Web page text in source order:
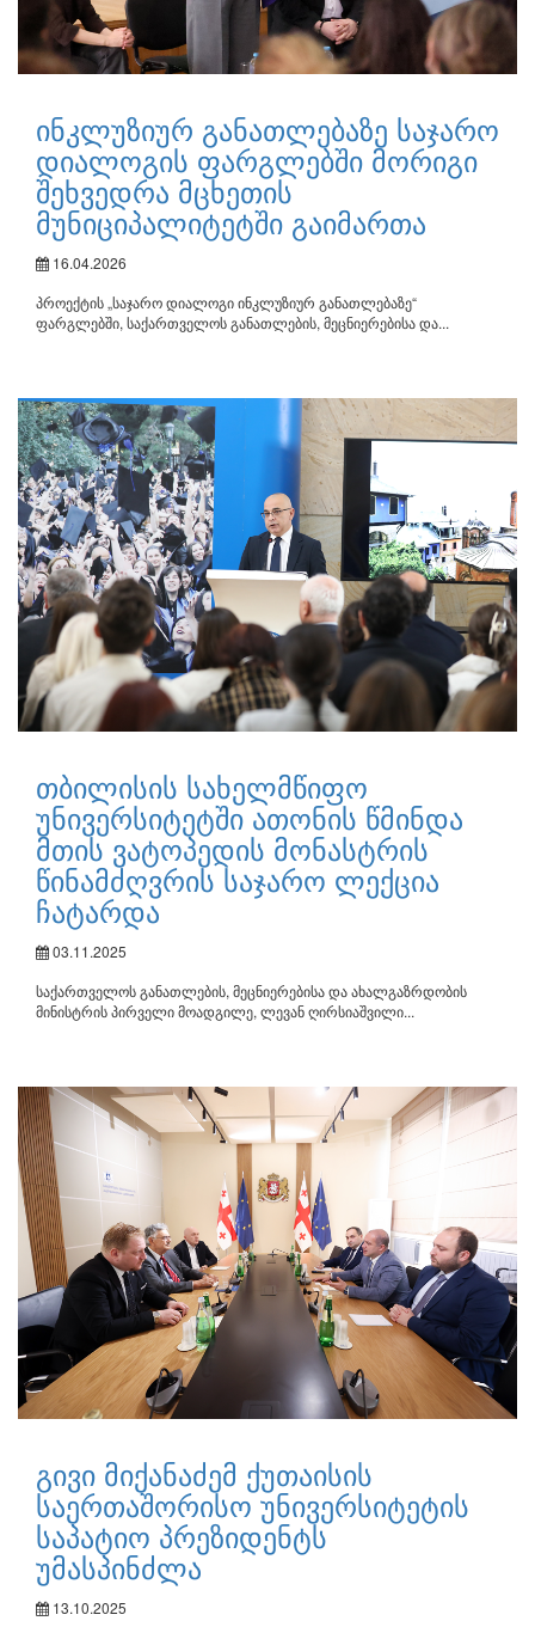
ინკლუზიურ განათლებაზე საჯარო
დიალოგის ფარგლებში მორიგი
შეხვედრა მცხეთის
მუნიციპალიტეტში გაიმართა
16.04.2026
პროექტის „საჯარო დიალოგი ინკლუზიურ განათლებაზე“
ფარგლებში, საქართველოს განათლების, მეცნიერებისა და...
თბილისის სახელმწიფო
უნივერსიტეტში ათონის წმინდა
მთის ვატოპედის მონასტრის
წინამძღვრის საჯარო ლექცია
ჩატარდა
03.11.2025
საქართველოს განათლების, მეცნიერებისა და ახალგაზრდობის
მინისტრის პირველი მოადგილე, ლევან ღირსიაშვილი...
გივი მიქანაძემ ქუთაისის
საერთაშორისო უნივერსიტეტის
საპატიო პრეზიდენტს
უმასპინძლა
13.10.2025